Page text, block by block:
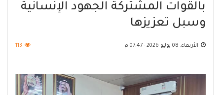
بالقوات المشتركة الجهود الإنسانية
وسبل تعزيزها
الأربعاء, 08 يوليو 2026 - 07:47 م 113